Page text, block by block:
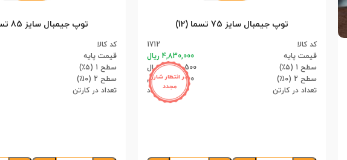
در انتظار شارژ
مجدد
توپ جیمبال سایز 75 تسما (12)
کد کالا
1712
قیمت پایه
4,830,000 ریال
سطح 1 (۵٪)
4,588,500 ریال
سطح 2 (۱۰٪)
4,347,000 ریال
تعداد در کارتن
12 عدد
توپ جیمبال سایز 85 تسما (12)
کد کالا
قیمت پایه
سطح 1 (۵٪)
سطح 2 (۱۰٪)
تعداد در کارتن